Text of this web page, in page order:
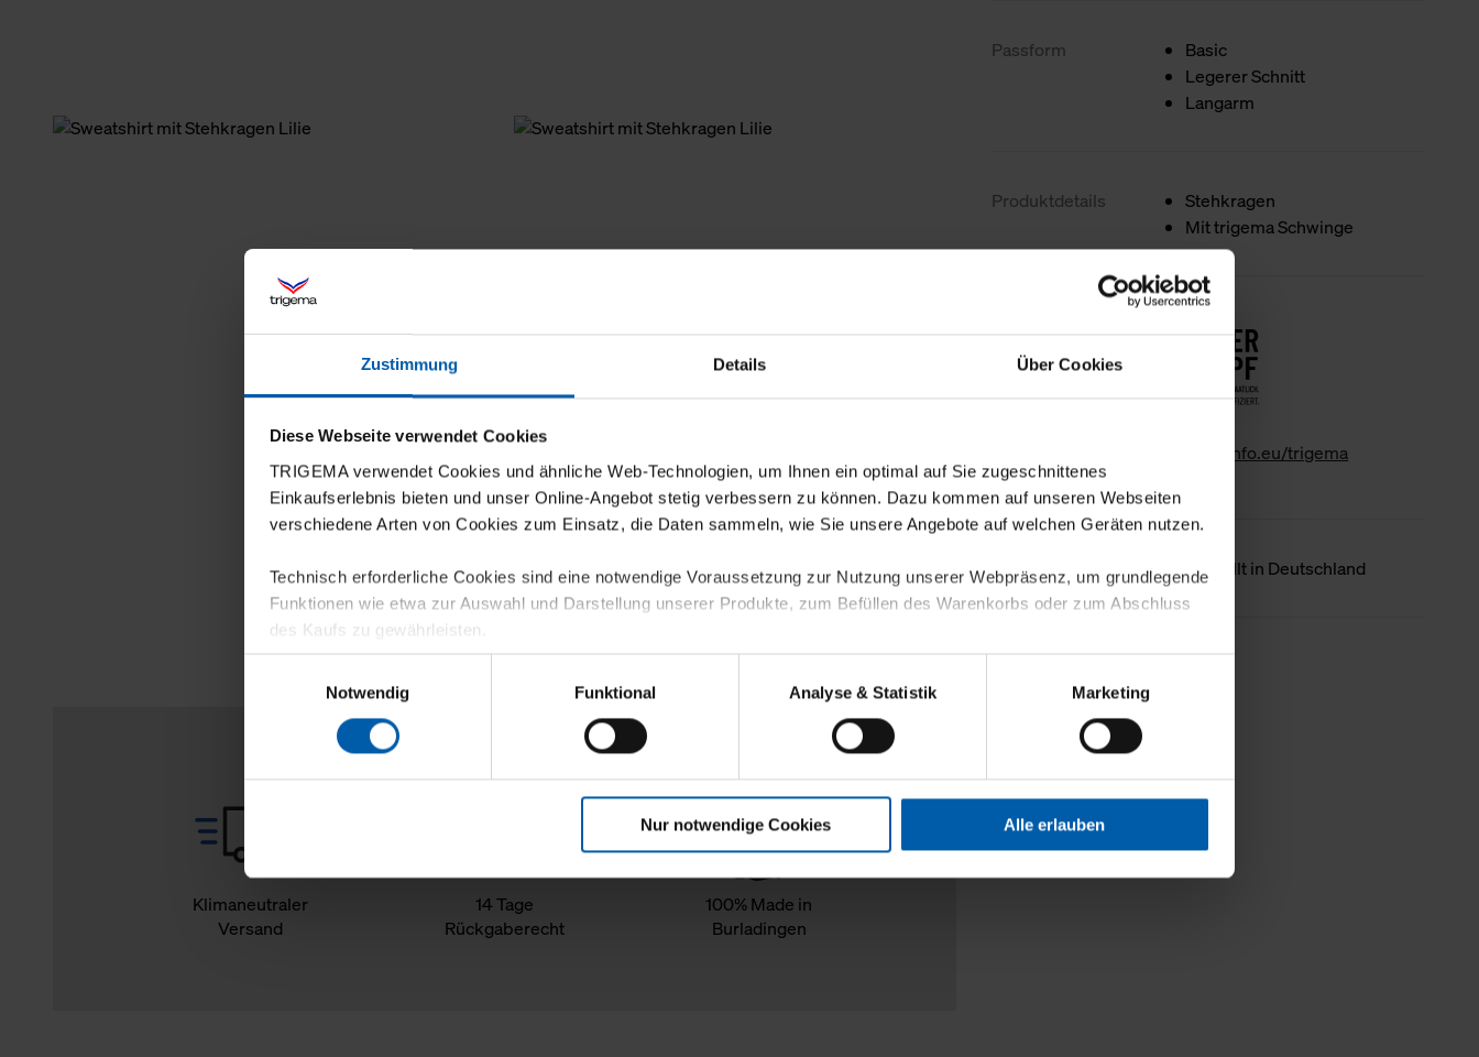
Zustimmung Details Über Cookies
Diese Webseite verwendet Cookies
TRIGEMA verwendet Cookies und ähnliche Web-Technologien, um Ihnen ein optimal auf Sie zugeschnittenes
Einkaufserlebnis bieten und unser Online-Angebot stetig verbessern zu können. Dazu kommen auf unseren Webseiten
verschiedene Arten von Cookies zum Einsatz, die Daten sammeln, wie Sie unsere Angebote auf welchen Geräten nutzen.
Technisch erforderliche Cookies sind eine notwendige Voraussetzung zur Nutzung unserer Webpräsenz, um grundlegende
Funktionen wie etwa zur Auswahl und Darstellung unserer Produkte, zum Befüllen des Warenkorbs oder zum Abschluss
des Kaufs zu gewährleisten.
Für die Darstellung personalisierter Angebote, Anzeigen und Inhalte aufgrund Ihres Nutzerverhaltens und Ihres Profils
sowie für Marketing-, Statistik- und Tracking-Zwecke zur Analyse und Optimierung unserer Webpräsenz speichern wir
personenbezogene Informationen. Diese übermitteln wir in anonymisierter Form an Dritte wie etwa unsere
Klicken Sie auf "Alle erlauben", damit wir alle Cookies und Web-Technologien für Ihr personalisiertes Einkaufserlebnis
verwenden dürfen. Über die jeweiligen Schaltflächen können Sie die Arten der Cookies selbst festlegen, die Sie erlauben
Notwendig
Funktional Analyse & Statistik Marketing
Nur notwendige Cookies Alle erlauben
Klimaneutraler
Versand
14 Tage
Rückgaberecht
100% Made in
Burladingen
Passform
Basic
Legerer Schnitt
Langarm
Produktdetails
Stehkragen
Mit trigema Schwinge
www.gk-info.eu/trigema
Ursprungsland Hergestellt in Deutschland